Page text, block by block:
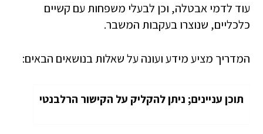
עוד לדמי אבטלה, וכן לבעלי משפחות עם קשיים
כלכליים, שנוצרו בעקבות המשבר.
המדריך מציע מידע ועונה על שאלות בנושאים הבאים:
תוכן עניינים; ניתן להקליק על הקישור הרלבנטי